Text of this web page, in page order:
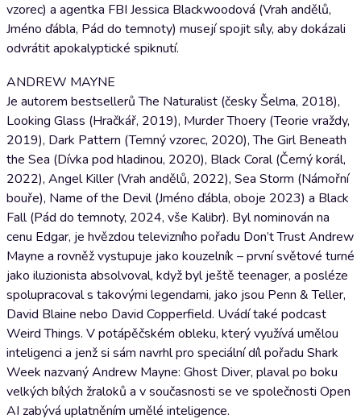
vzorec) a agentka FBI Jessica Blackwoodová (Vrah andělů,
Jméno ďábla, Pád do temnoty) musejí spojit síly, aby dokázali
odvrátit apokalyptické spiknutí.
ANDREW MAYNE
Je autorem bestsellerů The Naturalist (česky Šelma, 2018),
Looking Glass (Hračkář, 2019), Murder Thoery (Teorie vraždy,
2019), Dark Pattern (Temný vzorec, 2020), The Girl Beneath
the Sea (Dívka pod hladinou, 2020), Black Coral (Černý korál,
2022), Angel Killer (Vrah andělů, 2022), Sea Storm (Námořní
bouře), Name of the Devil (Jméno ďábla, oboje 2023) a Black
Fall (Pád do temnoty, 2024, vše Kalibr). Byl nominován na
cenu Edgar, je hvězdou televizního pořadu Don’t Trust Andrew
Mayne a rovněž vystupuje jako kouzelník – první světové turné
jako iluzionista absolvoval, když byl ještě teenager, a posléze
spolupracoval s takovými legendami, jako jsou Penn & Teller,
David Blaine nebo David Copperfield. Uvádí také podcast
Weird Things. V potápěčském obleku, který využívá umělou
inteligenci a jenž si sám navrhl pro speciální díl pořadu Shark
Week nazvaný Andrew Mayne: Ghost Diver, plaval po boku
velkých bílých žraloků a v současnosti se ve společnosti Open
AI zabývá uplatněním umělé inteligence.